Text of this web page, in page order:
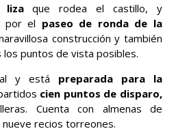
lizaque rodea el castillo, y
por el paseo de ronda de la
construcción y también
puntos de vista posibles.
y está preparada para la
cien puntos de disparo,
Cuenta con almenas de
recios torreones.